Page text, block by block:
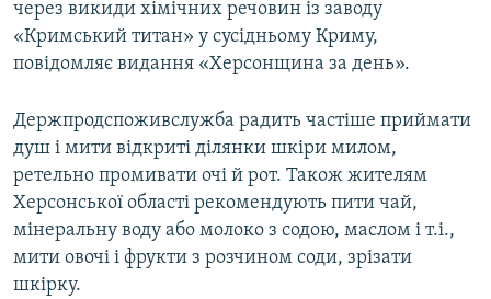
через викиди хімічних речовин із заводу
«Кримський титан» у сусідньому Криму,
повідомляє видання «Херсонщина за день».
Держпродспоживслужба радить частіше приймати
душ і мити відкриті ділянки шкіри милом,
ретельно промивати очі й рот. Також жителям
Херсонської області рекомендують пити чай,
мінеральну воду або молоко з содою, маслом і т.і.,
мити овочі і фрукти з розчином соди, зрізати
шкірку.